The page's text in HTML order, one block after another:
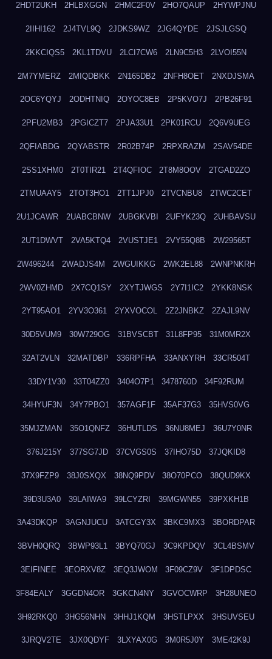
2HDT2UKH 2HLBXGGN 2HMC2F0V 2HO7QAUP 2HYWPJNU
2IIHI162 2J4TVL9Q 2JDKS9WZ 2JG4QYDE 2JSJLGSQ
2KKCIQS5 2KL1TDVU 2LCI7CW6 2LN9C5H3 2LVOI55N
2M7YMERZ 2MIQDBKK 2N165DB2 2NFH8OET 2NXDJSMA
2OC6YQYJ 2ODHTNIQ 2OYOC8EB 2P5KVO7J 2PB26F91
2PFU2MB3 2PGICZT7 2PJA33U1 2PK01RCU 2Q6V9UEG
2QFIABDG 2QYABSTR 2R02B74P 2RPXRAZM 2SAV54DE
2SS1XHM0 2T0TIR21 2T4QFIOC 2T8M8OOV 2TGAD2ZO
2TMUAAY5 2TOT3HO1 2TT1JPJ0 2TVCNBU8 2TWC2CET
2U1JCAWR 2UABCBNW 2UBGKVBI 2UFYK23Q 2UHBAVSU
2UT1DWVT 2VA5KTQ4 2VUSTJE1 2VY55Q8B 2W29565T
2W496244 2WADJS4M 2WGUIKKG 2WK2EL88 2WNPNKRH
2WV0ZHMD 2X7CQ1SY 2XYTJWGS 2Y7I1IC2 2YKK8NSK
2YT95AO1 2YV3O361 2YXVOCOL 2Z2JNBKZ 2ZAJL9NV
30D5VUM9 30W729OG 31BVSCBT 31L8FP95 31M0MR2X
32AT2VLN 32MATDBP 336RPFHA 33ANXYRH 33CR504T
33DY1V30 33T04ZZ0 3404O7P1 3478760D 34F92RUM
34HYUF3N 34Y7PBO1 357AGF1F 35AF37G3 35HVS0VG
35MJZMAN 35O1QNFZ 36HUTLDS 36NU8MEJ 36U7Y0NR
376J215Y 377SG7JD 37CVGS0S 37IHO75D 37JQKID8
37X9FZP9 38J0SXQX 38NQ9PDV 38O70PCO 38QUD9KX
39D3U3A0 39LAIWA9 39LCYZRI 39MGWN55 39PXKH1B
3A43DKQP 3AGNJUCU 3ATCGY3X 3BKC9MX3 3BORDPAR
3BVH0QRQ 3BWP93L1 3BYQ70GJ 3C9KPDQV 3CL4BSMV
3EIFINEE 3EORXV8Z 3EQ3JWOM 3F09CZ9V 3F1DPDSC
3F84EALY 3GGDN4OR 3GKCN4NY 3GVOCWRP 3H28UNEO
3H92RKQ0 3HG56NHN 3HHJ1KQM 3HSTLPXX 3HSUVSEU
3JRQV2TE 3JX0QDYF 3LXYAX0G 3M0R5J0Y 3ME42K9J